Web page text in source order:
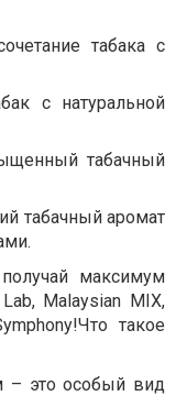
табака с
с натуральной
табачный
табачный аромат
максимум
Malaysian MIX,
такое
– это особый вид